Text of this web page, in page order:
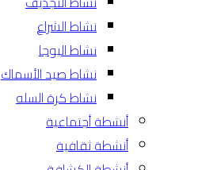
نشاط الشراع
نشاط اليوجا
نشاط صيد الأسماك
نشاط كرة السله
أنشطة أجتماعية
أنشطة ثقافية